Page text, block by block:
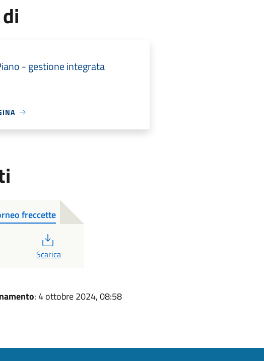
- gestione integrata
freccette
Scarica
: 4 ottobre 2024, 08:58